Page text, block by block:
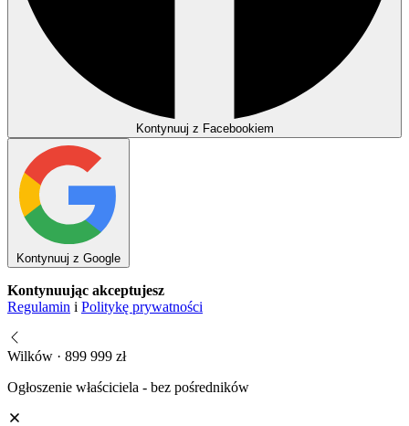
Kontynuuj z Facebookiem
Kontynuuj z Google
Kontynuując akceptujesz
Regulamin i Politykę prywatności
Wilków · 899 999 zł
Ogłoszenie właściciela - bez pośredników